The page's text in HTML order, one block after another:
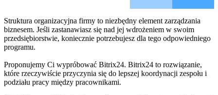
Struktura organizacyjna firmy to niezbędny element zarządzania
biznesem. Jeśli zastanawiasz się nad jej wdrożeniem w swoim
przedsiębiorstwie, koniecznie potrzebujesz dla tego odpowiedniego
programu.
Proponujemy Ci wypróbować Bitrix24. Bitrix24 to rozwiązanie,
które rzeczywiście przyczynia się do lepszej koordynacji zespołu i
podziału pracy między pracownikami.